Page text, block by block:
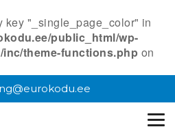
key "_single_page_color" in
public_html/wp-
theme-functions.php on